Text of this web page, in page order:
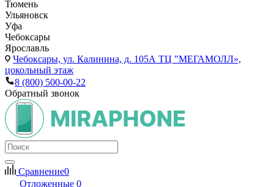
Тюмень
Ульяновск
Уфа
Чебоксары
Ярославль
Чебоксары, ул. Калинина, д. 105А ТЦ "МЕГАМОЛЛ»,
цокольный этаж
8 (800) 500-00-22
Обратный звонок
Сравнение0
Отложенные 0